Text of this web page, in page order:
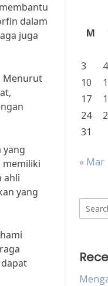
dalam
juga
Menurut
yang
memiliki
ahli
yang
M
3
4
10
17
24
31
« Mar
Search
for: